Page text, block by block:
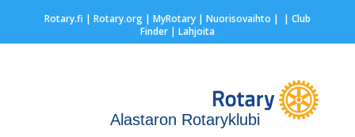
Rotary.fi | Rotary.org| MyRotary | Nuorisovaihto | | Club
Finder| Lahjoita
Alastaron Rotaryklubi